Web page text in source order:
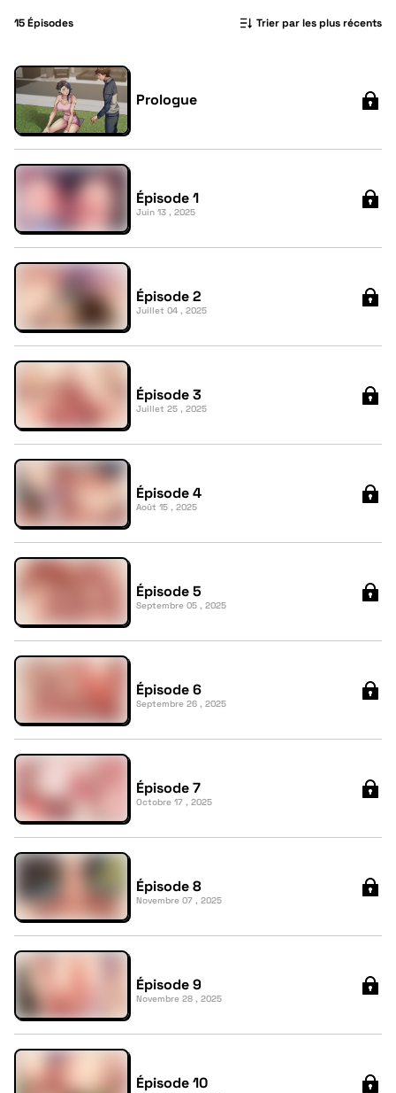
15Épisodes Trier par les plus récents
Prologue
Épisode 1
Juin 13 , 2025
Épisode 2
Juillet 04 , 2025
Épisode 3
Juillet 25 , 2025
Épisode 4
Août 15 , 2025
Épisode 5
Septembre 05 , 2025
Épisode 6
Septembre 26 , 2025
Épisode 7
Octobre 17 , 2025
Épisode 8
Novembre 07 , 2025
Épisode 9
Novembre 28 , 2025
Épisode 10